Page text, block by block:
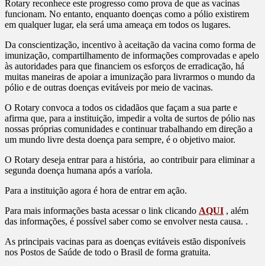
Rotary reconhece este progresso como prova de que as vacinas
funcionam. No entanto, enquanto doenças como a pólio existirem
em qualquer lugar, ela será uma ameaça em todos os lugares.
Da conscientização, incentivo à aceitação da vacina como forma de
imunização, compartilhamento de informações comprovadas e apelo
às autoridades para que financiem os esforços de erradicação, há
muitas maneiras de apoiar a imunização para livrarmos o mundo da
pólio e de outras doenças evitáveis por meio de vacinas.
O Rotary convoca a todos os cidadãos que façam a sua parte e
afirma que, para a instituição, impedir a volta de surtos de pólio nas
nossas próprias comunidades e continuar trabalhando em direção a
um mundo livre desta doença para sempre, é o objetivo maior.
O Rotary deseja entrar para a história, ao contribuir para eliminar a
segunda doença humana após a varíola.
Para a instituição agora é hora de entrar em ação.
Para mais informações basta acessar o link clicando AQUI , além
das informações, é possível saber como se envolver nesta causa. .
As principais vacinas para as doenças evitáveis estão disponíveis
nos Postos de Saúde de todo o Brasil de forma gratuita.